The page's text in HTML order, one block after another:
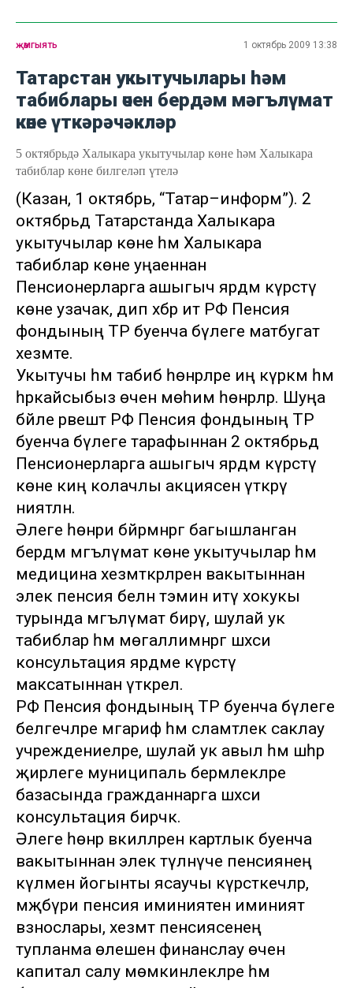
җәмгыять 1 октябрь 2009 13:38
Татарстан укытучылары һәм
табиблары өчен бердәм мәгълүмат
көне үткәрәчәкләр
5 октябрьдә Халыкара укытучылар көне һәм Халыкара
табиблар көне билгеләп үтелә
(Казан, 1 октябрь, “Татар–информ”). 2
октябрьдә Татарстанда Халыкара
укытучылар көне һәм Халыкара
табиблар көне уңаеннан
Пенсионерларга ашыгыч ярдәм күрсәтү
көне узачак, дип хәбәр итә РФ Пенсия
фондының ТР буенча бүлеге матбугат
хезмәте.
Укытучы һәм табиб һөнәрләре иң күркәм һәм
һәркайсыбыз өчен мөһим һөнәрләр. Шуңа
бәйле рәвештә РФ Пенсия фондының ТР
буенча бүлеге тарафыннан 2 октябрьдә
Пенсионерларга ашыгыч ярдәм күрсәтү
көне киң колачлы акциясен үткәрү
ниятләнә.
Әлеге һөнәри бәйрәмнәргә багышланган
бердәм мәгълүмат көне укытучылар һәм
медицина хезмәткәрләренә вакытыннан
элек пенсия белән тәэмин итү хокукы
турында мәгълүмат бирү, шулай ук
табиблар һәм мөгаллимнәргә шәхси
консультация ярдәме күрсәтү
максатыннан үткәрелә.
РФ Пенсия фондының ТР буенча бүлеге
белгечләре мәгариф һәм сәламәтлек саклау
учреждениеләре, шулай ук авыл һәм шәһәр
җирлеге муниципаль берәмлекләре
базасында гражданнарга шәхси
консультация бирәчәк.
Әлеге һөнәр вәкилләренә картлык буенча
вакытыннан элек түләнүче пенсиянең
күләменә йогынты ясаучы күрсәткечләр,
мәҗбүри пенсия иминиятенә иминият
взнослары, хезмәт пенсиясенең
тупланма өлешен финанслау өчен
капитал салу мөмкинлекләре һәм